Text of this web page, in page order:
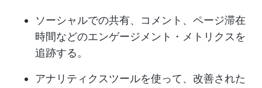
ソーシャルでの共有、コメント、ページ滞在
時間などのエンゲージメント・メトリクスを
追跡する。
アナリティクスツールを使って、改善された